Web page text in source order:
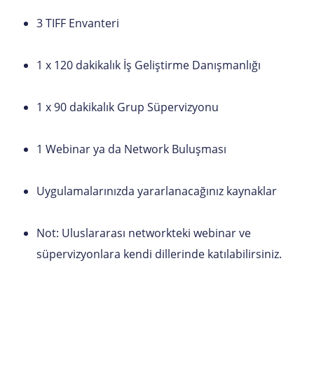
3 TIFF Envanteri
1 x 120 dakikalık İş Geliştirme Danışmanlığı
1 x 90 dakikalık Grup Süpervizyonu
1 Webinar ya da Network Buluşması
Uygulamalarınızda yararlanacağınız kaynaklar
Not: Uluslararası networkteki webinar ve
süpervizyonlara kendi dillerinde katılabilirsiniz.